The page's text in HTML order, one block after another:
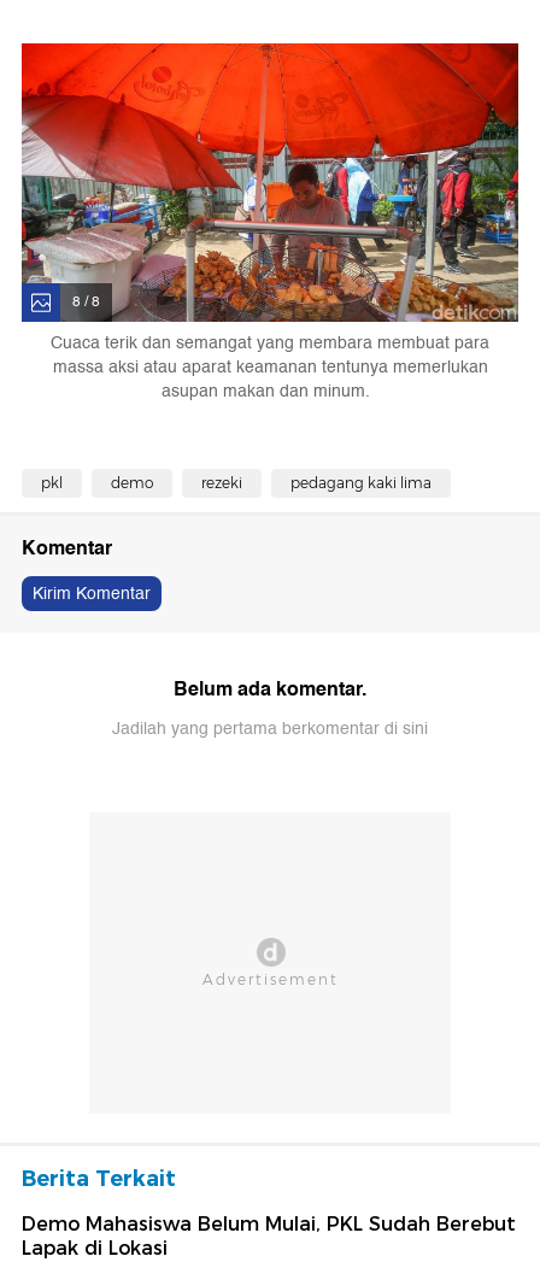
8 / 8
Cuaca terik dan semangat yang membara membuat para
massa aksi atau aparat keamanan tentunya memerlukan
asupan makan dan minum.
pkl demo rezeki pedagang kaki lima
Komentar
Kirim Komentar
Belum ada komentar.
Jadilah yang pertama berkomentar di sini
Berita Terkait
Demo Mahasiswa Belum Mulai, PKL Sudah Berebut
Lapak di Lokasi